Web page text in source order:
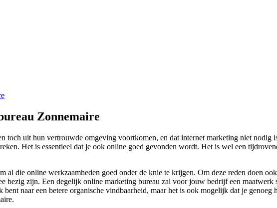
Zonnemaire
toch uit hun vertrouwde omgeving voortkomen, en dat internet marketing niet nodig
Het is essentieel dat je ook online goed gevonden wordt. Het is wel een
al die online werkzaamheden goed onder de knie te krijgen. Om deze reden doen
bezig zijn. Een degelijk online marketing bureau zal voor jouw bedrijf een
naar een betere organische vindbaarheid, maar het is ook mogelijk dat je